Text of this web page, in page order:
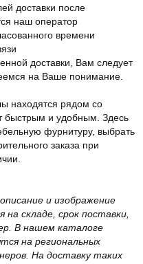
доставки после
наш оператор
времени
доставки, Вам следует
на Ваше понимание.
находятся рядом со
быстрым и удобным. Здесь
фурнитуру, выбрать
заказа при
и изображение
складе, срок поставки,
В нашем каталоге
на региональных
На доставку таких